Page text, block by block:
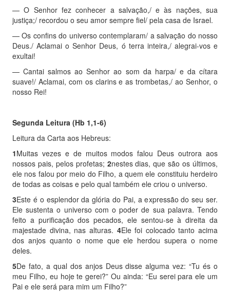
—O Senhor fez conhecer a salvação,/e às nações, sua
justiça;/ recordou o seu amor sempre fiel/ pela casa de Israel.
—Os confins do universo contemplaram/ a salvação do nosso
Deus./ Aclamai o Senhor Deus, ó terra inteira,/ alegrai-vos e
exultai!
—Cantai salmos ao Senhor ao som da harpa/ e da cítara
suave!/ Aclamai, com os clarins e as trombetas,/ ao Senhor, o
nosso Rei!
Segunda Leitura (Hb 1,1-6)
Leitura da Carta aos Hebreus:
1Muitas vezes e de muitos modos falou Deus outrora aos
nossos pais, pelos profetas; 2nestes dias, que são os últimos,
ele nos falou por meio do Filho, a quem ele constituiu herdeiro
de todas as coisas e pelo qual também ele criou o universo.
3Este é o esplendor da glória do Pai, a expressão do seu ser.
Ele sustenta o universo com o poder de sua palavra. Tendo
feito a purificação dos pecados, ele sentou-se à direita da
majestade divina, nas alturas. 4Ele foi colocado tanto acima
dos anjos quanto o nome que ele herdou supera o nome
deles.
5De fato, a qual dos anjos Deus disse alguma vez: “Tu és o
meu Filho, eu hoje te gerei?” Ou ainda: “Eu serei para ele um
Pai e ele será para mim um Filho?”